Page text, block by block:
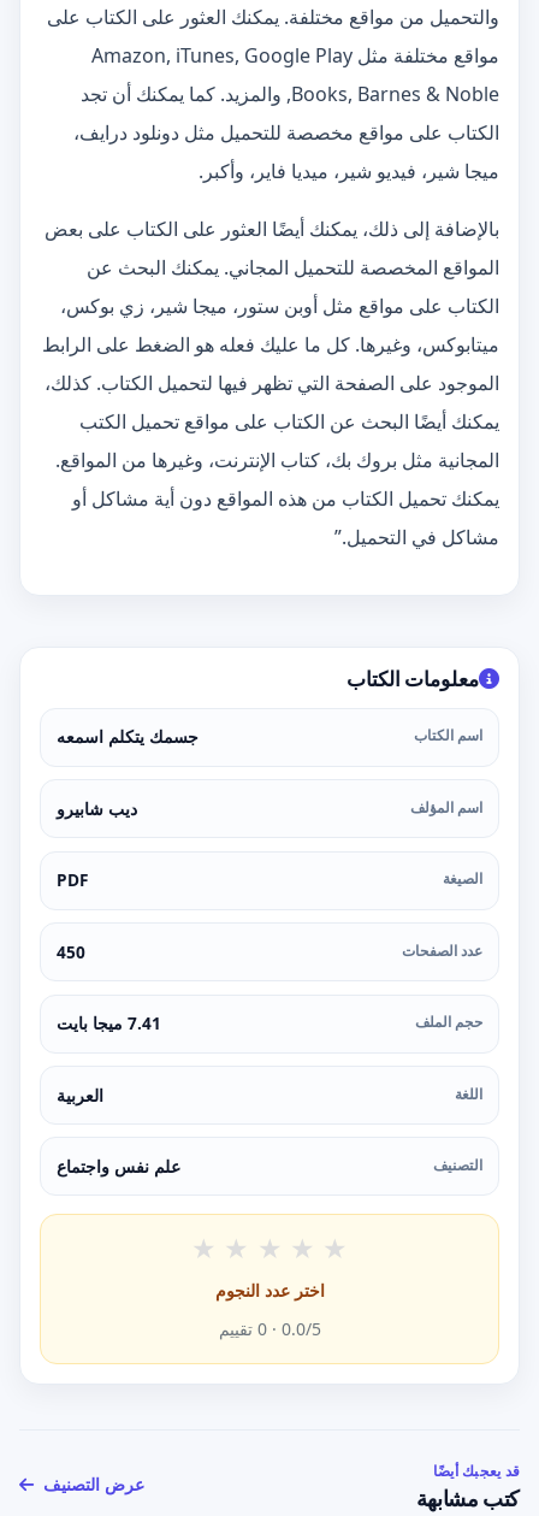
والتحميل من مواقع مختلفة. يمكنك العثور على الكتاب على
مواقع مختلفة مثل Amazon, iTunes, Google Play
Books, Barnes & Noble, والمزيد. كما يمكنك أن تجد
الكتاب على مواقع مخصصة للتحميل مثل دونلود درايف،
ميجا شير، فيديو شير، ميديا فاير، وأكبر.
بالإضافة إلى ذلك، يمكنك أيضًا العثور على الكتاب على بعض
المواقع المخصصة للتحميل المجاني. يمكنك البحث عن
الكتاب على مواقع مثل أوبن ستور، ميجا شير، زي بوكس،
ميتابوكس، وغيرها. كل ما عليك فعله هو الضغط على الرابط
الموجود على الصفحة التي تظهر فيها لتحميل الكتاب. كذلك،
يمكنك أيضًا البحث عن الكتاب على مواقع تحميل الكتب
المجانية مثل بروك بك، كتاب الإنترنت، وغيرها من المواقع.
يمكنك تحميل الكتاب من هذه المواقع دون أية مشاكل أو
مشاكل في التحميل.”
معلومات الكتاب
اسم الكتاب جسمك يتكلم اسمعه
اسم المؤلف ديب شابيرو
الصيغة PDF
عدد الصفحات 450
حجم الملف 7.41 ميجا بايت
اللغة العربية
التصنيف علم نفس واجتماع
★ ★ ★ ★ ★
اختر عدد النجوم
0.0/5 ·
0 تقييم
قد يعجبك أيضًا
كتب مشابهة
عرض التصنيف